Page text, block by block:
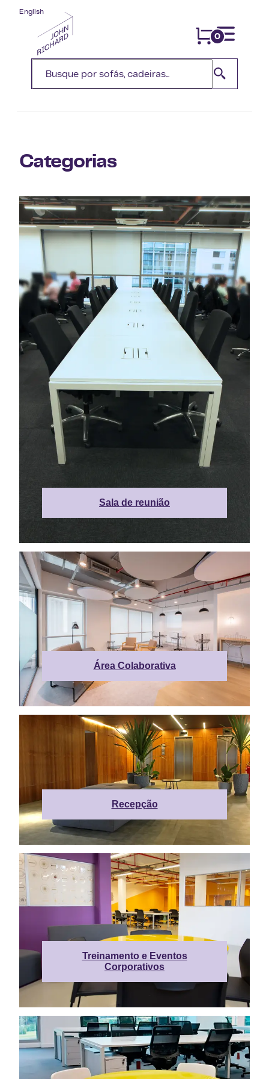
0
English
Categorias
Sala de reunião
Área Colaborativa
Recepção
Treinamento e Eventos
Corporativos